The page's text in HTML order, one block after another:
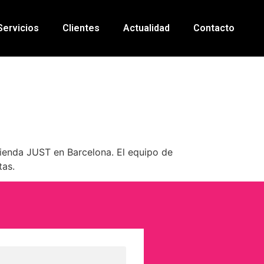
Clientes Actualidad Contacto
JUST en Barcelona. El equipo de